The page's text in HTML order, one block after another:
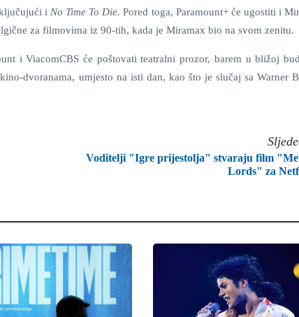
i No Time To Die.Pored toga, Paramount+ će ugostiti i
za filmovima iz 90-tih, kada je Miramax bio na svom zenitu.
i ViacomCBS će poštovati teatralni prozor, barem u bližoj
dvoranama, umjesto na isti dan, kao što je slučaj sa Warner
Voditelji "Igre prijestolja" stvaraju film
Lords" za